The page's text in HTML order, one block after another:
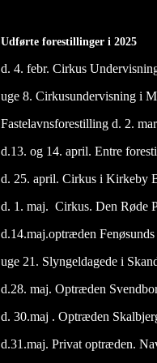
Udførte forestillinger i 2025
d. 4. febr. Cirkus
uge 8. Cirkusundervisning i
Fastelavnsforestilling d. 2.
d.13. og 14. april. Entre
d. 25. april. Cirkus i Kirkeby
d. 1. maj. Cirkus. Den Røde
d.14.maj.optræden
uge 21. Slyngeldagede i
d.28. maj. Optræden
d. 30.maj . Optræden
d.31.maj. Privat optræden.